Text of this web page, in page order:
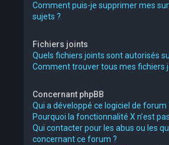
Comment puis-je supprimer mes
sujets ?
Fichiers joints
Quels fichiers joints sont autorisés
Comment trouver tous mes fichiers
Concernant phpBB
Qui a développé ce logiciel de forum
Pourquoi la fonctionnalité X n’est
Qui contacter pour les abus ou les
concernant ce forum ?